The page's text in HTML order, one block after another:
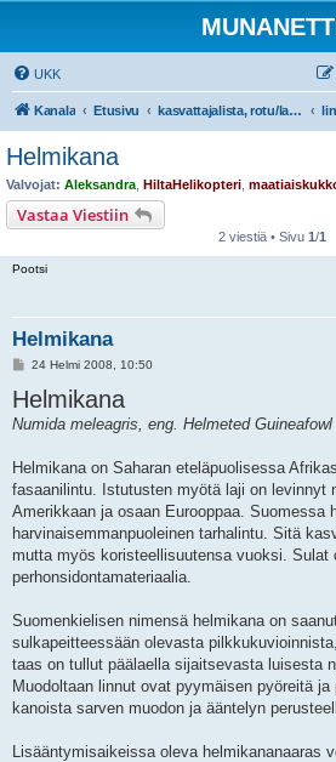
UKK
Kanala Etusivu kasvattajalista, rotu/lajiesittelyt, siipikarjatarvikekaupat
Helmikana
Valvojat: Aleksandra HiltaHelikopteri
Vastaa Viestiin
2 viestiä • Sivu 1/1
Pootsi
Helmikana
V
e
s
t
24 Helmi 2008, 10:50
Helmikana
Numida meleagris, eng. Helmeted Guineafowl
Helmikana on Saharan eteläpuolisessa
fasaanilintu. Istutusten myötä laji on levinnyt
Amerikkaan ja osaan Eurooppaa. Suomessa
harvinaisemmanpuoleinen tarhalintu. Sitä
mutta myös koristeellisuutensa vuoksi. Sulat
perhonsidontamateriaalia.
Suomenkielisen nimensä helmikana on
sulkapeitteessään olevasta
taas on tullut päälaella sijaitsevasta luisesta
Muodoltaan linnut ovat pyymäisen pyöreitä
kanoista sarven muodon ja ääntelyn
Lisääntymisaikeissa oleva helmikananaaras